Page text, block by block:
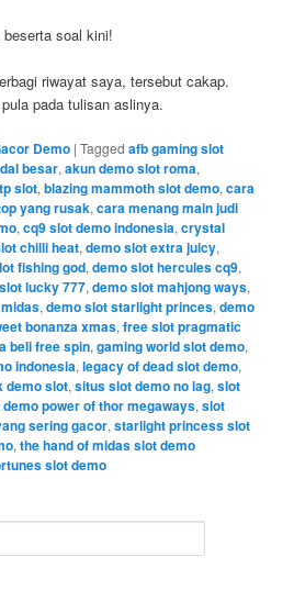
soal kini!
riwayat saya, tersebut cakap.
pada tulisan aslinya.
Demo |Tagged afb gaming slot
besar,akun demo slot roma,
slot,blazing mammoth slot demo,cara
yang rusak,cara menang main judi
,cq9 slot demo indonesia,crystal
chilli heat,demo slot extra juicy,
fishing god,demo slot hercules cq9,
lucky 777,demo slot mahjong ways,
,demo slot starlight princes,demo
bonanza xmas,free slot pragmatic
beli free spin,gaming world slot demo,
indonesia,legacy of dead slot demo,
demo slot,situs slot demo no lag,slot
power of thor megaways,slot
sering gacor,starlight princess slot
,the hand of midas slot demo
slot demo